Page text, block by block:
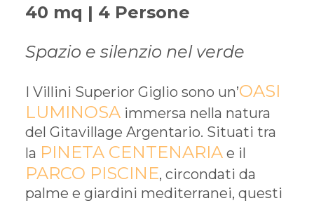
40 mq | 4 Persone
Spazio e silenzio nel verde
I Villini Superior Giglio sono un’OASI
LUMINOSAimmersa nella natura
del Gitavillage Argentario. Situati tra
la PINETA CENTENARIAe il
PARCO PISCINE, circondati da
palme e giardini mediterranei, questi